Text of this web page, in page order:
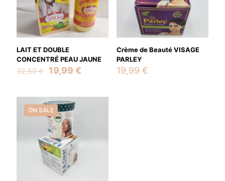
LAIT ET DOUBLE
CONCENTRÉ PEAU JAUNE
32,50€
Original
32,50 €.
19,99 €
19,99 €.
Crème de Beauté VISAGE
PARLEY
19,99 €
ON SALE